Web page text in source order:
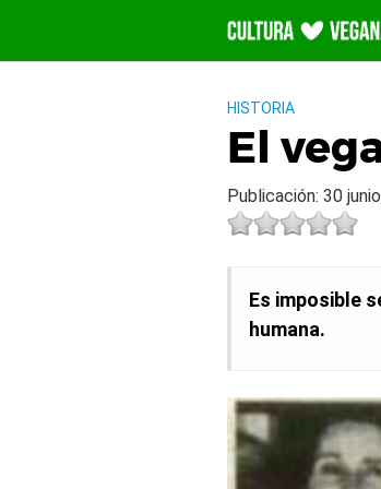
contenido
HISTORIA
El
Publicación: 30
Es imposible
humana.